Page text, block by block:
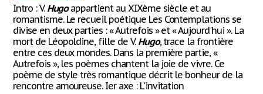
Intro : V. Hugoappartient au XIXème siècle et au
romantisme. Le recueil poétique Les Contemplations se
divise en deux parties : « Autrefois » et « Aujourd'hui ». La
mort de Léopoldine, fille de V. Hugo, trace la frontière
entre ces deux mondes. Dans la première partie, «
Autrefois », les poèmes chantent la joie de vivre. Ce
poème de style très romantique décrit le bonheur de la
rencontre amoureuse. Ier axe : L'invitation